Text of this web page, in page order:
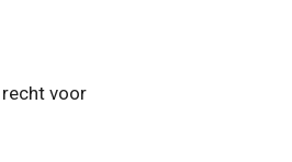
voor